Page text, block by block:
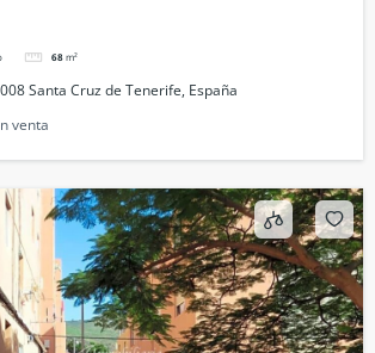
68 m²
Santa Cruz de Tenerife, España
venta